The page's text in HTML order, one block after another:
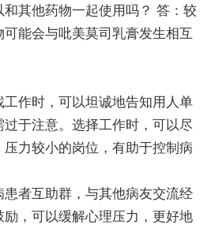
其他药物一起使用吗？ 答：较
能会与吡美莫司乳膏发生相互
作时，可以坦诚地告知用人单
于注意。选择工作时，可以尽
力较小的岗位，有助于控制病
患者互助群，与其他病友交流经
，可以缓解心理压力，更好地